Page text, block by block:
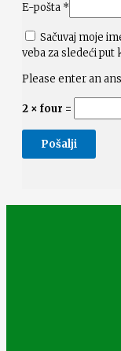
E-pošta *
Sačuvaj moje
veba za sledeći
Please enter an
2 × four =